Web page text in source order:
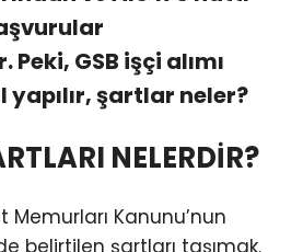
GSB işçi alımı
yapılır, şartlar neler?
NELERDİR?
Memurları Kanunu’nun
belirtilen şartları taşımak.